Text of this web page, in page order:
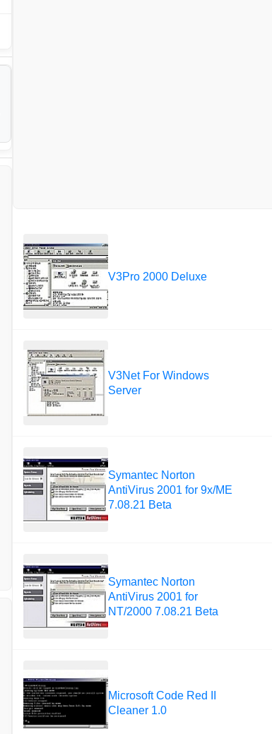
V3Pro 2000 Deluxe
V3Net For Windows
Server
Symantec Norton
AntiVirus 2001 for 9x/ME
7.08.21 Beta
Symantec Norton
AntiVirus 2001 for
NT/2000 7.08.21 Beta
Microsoft Code Red II
Cleaner 1.0